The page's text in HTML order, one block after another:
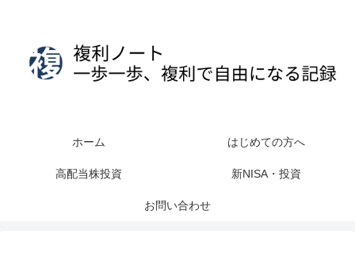
ホーム はじめての方へ
高配当株投資 新NISA・投資
お問い合わせ